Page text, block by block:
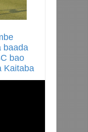
baada
bao
Kaitaba